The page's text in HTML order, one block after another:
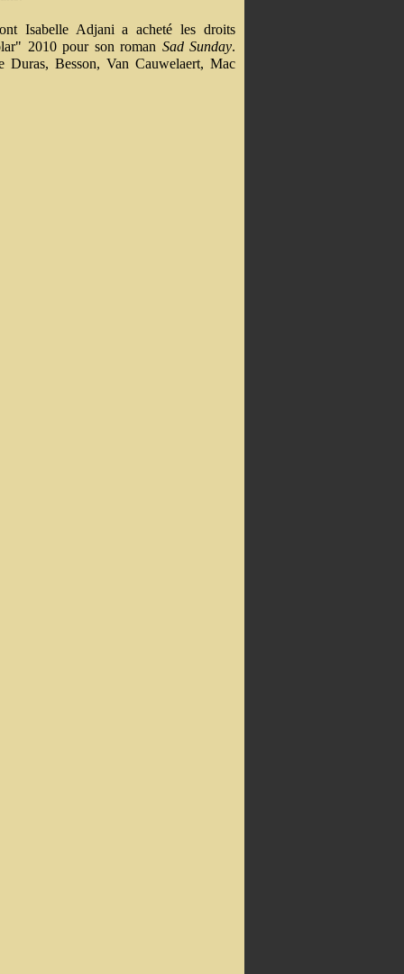
Isabelle Adjani a acheté les droits
2010 pour son roman Sad Sunday.
Duras, Besson, Van Cauwelaert, Mac